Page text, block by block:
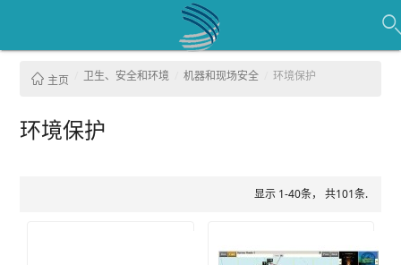
主页 卫生、安全和环境 机器和现场安全 环境保护
环境保护
显示 1-40条， 共101条.